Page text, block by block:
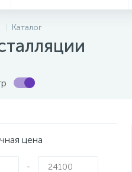
Каталог
цена
-